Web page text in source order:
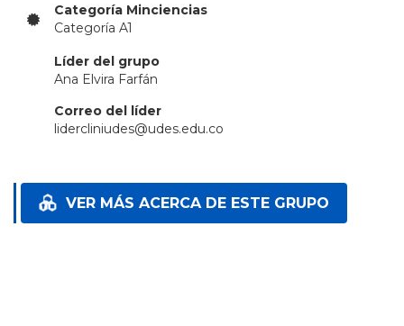
Categoría Minciencias
Categoría A1
Líder del grupo
Ana Elvira Farfán
Correo del líder
lidercliniudes@udes.edu.co
VER MÁS ACERCA DE ESTE GRUPO